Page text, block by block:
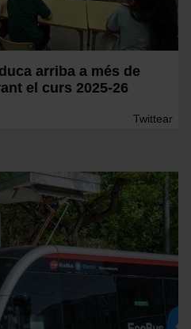
arriba a més de
el curs 2025-26
Twittear